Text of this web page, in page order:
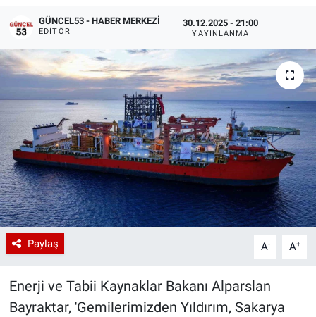
GÜNCEL53 - HABER MERKEZI
EDITÖR
30.12.2025 - 21:00
YAYINLANMA
Paylaş A- A+
Enerji ve Tabii Kaynaklar Bakanı Alparslan
Bayraktar, 'Gemilerimizden Yıldırım, Sakarya